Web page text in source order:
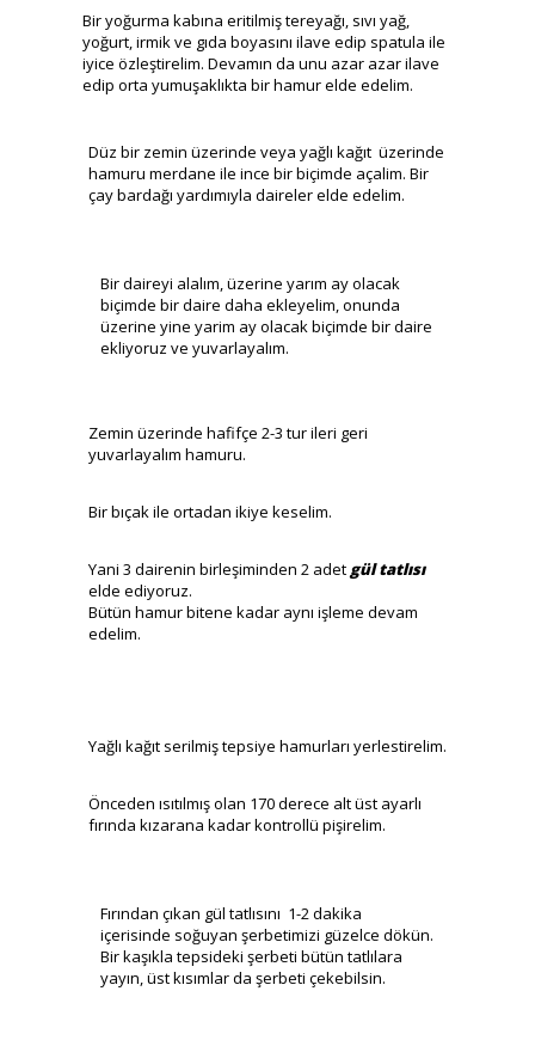
Bir yoğurma kabına eritilmiş tereyağı, sıvı yağ,
yoğurt, irmik ve gıda boyasını ilave edip spatula ile
iyice özleştirelim. Devamın da unu azar azar ilave
edip orta yumuşaklıkta bir hamur elde edelim.
Düz bir zemin üzerinde veya yağlı kağıt üzerinde
hamuru merdane ile ince bir biçimde açalim. Bir
çay bardağı yardımıyla daireler elde edelim.
Bir daireyi alalım, üzerine yarım ay olacak
biçimde bir daire daha ekleyelim, onunda
üzerine yine yarim ay olacak biçimde bir daire
ekliyoruz ve yuvarlayalım.
Zemin üzerinde hafifçe 2-3 tur ileri geri
yuvarlayalım hamuru.
Bir bıçak ile ortadan ikiye keselim.
Yani 3 dairenin birleşiminden 2 adet gül tatlısı
elde ediyoruz.
Bütün hamur bitene kadar aynı işleme devam
edelim.
Yağlı kağıt serilmiş tepsiye hamurları yerlestirelim.
Önceden ısıtılmış olan 170 derece alt üst ayarlı
fırında kızarana kadar kontrollü pişirelim.
Fırından çıkan gül tatlısını 1-2 dakika
içerisinde soğuyan şerbetimizi güzelce dökün.
Bir kaşıkla tepsideki şerbeti bütün tatlılara
yayın, üst kısımlar da şerbeti çekebilsin.